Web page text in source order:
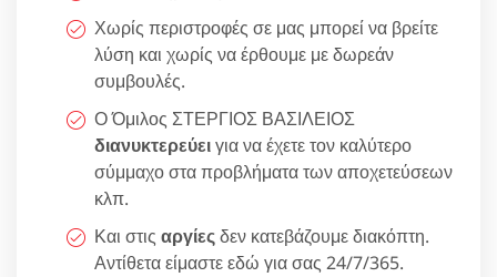
Χωρίς περιστροφές σε μας μπορεί να βρείτε
λύση και χωρίς να έρθουμε με δωρεάν
συμβουλές.
Ο Όμιλος ΣΤΕΡΓΙΟΣ ΒΑΣΙΛΕΙΟΣ
διανυκτερεύειγια να έχετε τον καλύτερο
σύμμαχο στα προβλήματα των αποχετεύσεων
κλπ.
Και στις αργίεςδεν κατεβάζουμε διακόπτη.
Αντίθετα είμαστε εδώ για σας 24/7/365.